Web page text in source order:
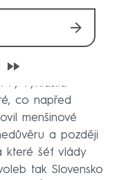
vyhlásila
co napřed
menšinové
a později
které šéf vlády
tak Slovensko